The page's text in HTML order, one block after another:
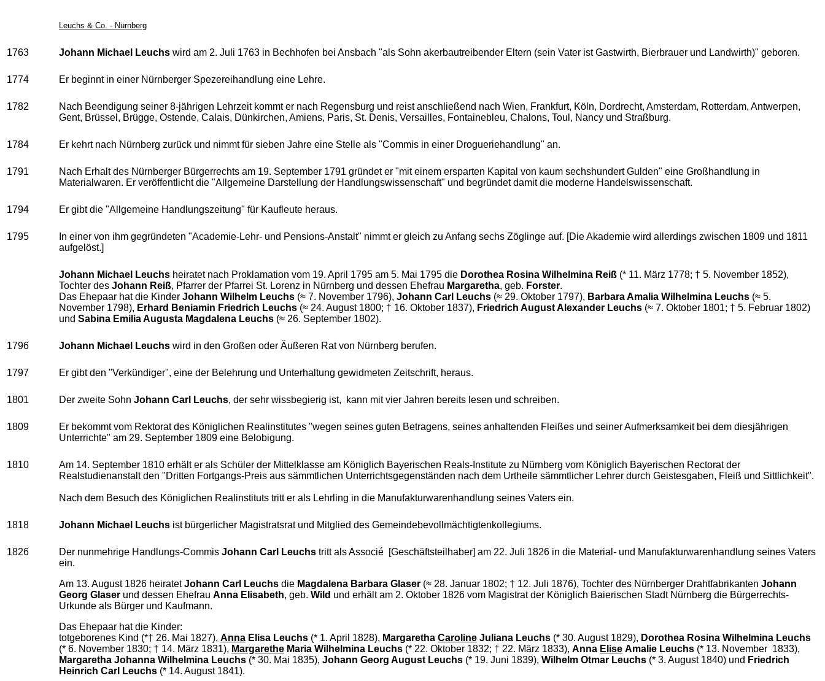
Leuchs & Co. - Nürnberg
1763 Johann Michael Leuchs wird am 2. Juli 1763 in Bechhofen bei Ansbach "als Sohn akerbautreibender Eltern (sein Vater ist Gastwirth, Bierbrauer und Landwirth)" geboren.
1774 Er beginnt in einer Nürnberger Spezereihandlung eine Lehre.
1782
Nach Beendigung seiner 8-jährigen Lehrzeit kommt er nach Regensburg und reist anschließend nach Wien, Frankfurt, Köln, Dordrecht, Amsterdam, Rotterdam, Antwerpen,
Gent, Brüssel, Brügge, Ostende, Calais, Dünkirchen, Amiens, Paris, St. Denis, Versailles, Fontainebleu, Chalons, Toul, Nancy und Straßburg.
1784 Er kehrt nach Nürnberg zurück und nimmt für sieben Jahre eine Stelle als "Commis in einer Drogueriehandlung" an.
1791
Nach Erhalt des Nürnberger Bürgerrechts am 19. September 1791 gründet er "mit einem ersparten Kapital von kaum sechshundert Gulden" eine Großhandlung in
Materialwaren. Er veröffentlicht die "Allgemeine Darstellung der Handlungswissenschaft" und begründet damit die moderne Handelswissenschaft.
1794 Er gibt die "Allgemeine Handlungszeitung" für Kaufleute heraus.
1795
In einer von ihm gegründeten "Academie-Lehr- und Pensions-Anstalt" nimmt er gleich zu Anfang sechs Zöglinge auf. [Die Akademie wird allerdings zwischen 1809 und 1811
aufgelöst.]
Johann Michael Leuchs heiratet nach Proklamation vom 19. April 1795 am 5. Mai 1795 die Dorothea Rosina Wilhelmina Reiß (* 11. März 1778; † 5. November 1852),
Tochter des Johann Reiß, Pfarrer der Pfarrei St. Lorenz in Nürnberg und dessen Ehefrau Margaretha, geb. Forster.
Das Ehepaar hat die Kinder Johann Wilhelm Leuchs (≈ 7. November 1796), Johann Carl Leuchs (≈ 29. Oktober 1797), Barbara Amalia Wilhelmina Leuchs (≈ 5.
November 1798), Erhard Beniamin Friedrich Leuchs (≈ 24. August 1800; † 16. Oktober 1837), Friedrich August Alexander Leuchs (≈ 7. Oktober 1801; † 5. Februar 1802)
und Sabina Emilia Augusta Magdalena Leuchs (≈ 26. September 1802).
1796 Johann Michael Leuchs wird in den Großen oder Äußeren Rat von Nürnberg berufen.
1797 Er gibt den "Verkündiger", eine der Belehrung und Unterhaltung gewidmeten Zeitschrift, heraus.
1801 Der zweite Sohn Johann Carl Leuchs, der sehr wissbegierig ist, kann mit vier Jahren bereits lesen und schreiben.
1809
Er bekommt vom Rektorat des Königlichen Realinstitutes "wegen seines guten Betragens, seines anhaltenden Fleißes und seiner Aufmerksamkeit bei dem diesjährigen
Unterrichte" am 29. September 1809 eine Belobigung.
1810
Am 14. September 1810 erhält er als Schüler der Mittelklasse am Königlich Bayerischen Reals-Institute zu Nürnberg vom Königlich Bayerischen Rectorat der
Realstudienanstalt den "Dritten Fortgangs-Preis aus sämmtlichen Unterrichtsgegenständen nach dem Urtheile sämmtlicher Lehrer durch Geistesgaben, Fleiß und Sittlichkeit".
Nach dem Besuch des Königlichen Realinstituts tritt er als Lehrling in die Manufakturwarenhandlung seines Vaters ein.
1818 Johann Michael Leuchs ist bürgerlicher Magistratsrat und Mitglied des Gemeindebevollmächtigtenkollegiums.
1826 Der nunmehrige Handlungs-Commis Johann Carl Leuchs tritt als Associé [Geschäftsteilhaber] am 22. Juli 1826 in die Material- und Manufakturwarenhandlung seines Vaters
ein.
Am 13. August 1826 heiratetJohann Carl Leuchs die Magdalena Barbara Glaser (≈ 28. Januar 1802; † 12. Juli 1876), Tochter des Nürnberger Drahtfabrikanten Johann
Georg Glaser und dessen Ehefrau Anna Elisabeth, geb. Wild und erhält am 2. Oktober 1826 vom Magistrat der Königlich Baierischen Stadt Nürnberg die Bürgerrechts-
Urkunde als Bürger und Kaufmann.
Das Ehepaar hat die Kinder:
totgeborenes Kind (*† 26. Mai 1827), Anna Elisa Leuchs (* 1. April 1828), Margaretha Caroline Juliana Leuchs (* 30. August 1829), Dorothea Rosina Wilhelmina Leuchs
(* 6. November 1830; † 14. März 1831), Margarethe Maria Wilhelmina Leuchs (* 22. Oktober 1832; † 22. März 1833), Anna Elise Amalie Leuchs (* 13. November 1833),
Margaretha Johanna Wilhelmina Leuchs (* 30. Mai 1835), Johann Georg August Leuchs (* 19. Juni 1839), Wilhelm Otmar Leuchs (* 3. August 1840) und Friedrich
Heinrich Carl Leuchs (* 14. August 1841).